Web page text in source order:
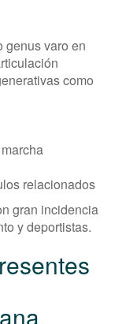
genus varo en
como
relacionados
gran incidencia
y deportistas.